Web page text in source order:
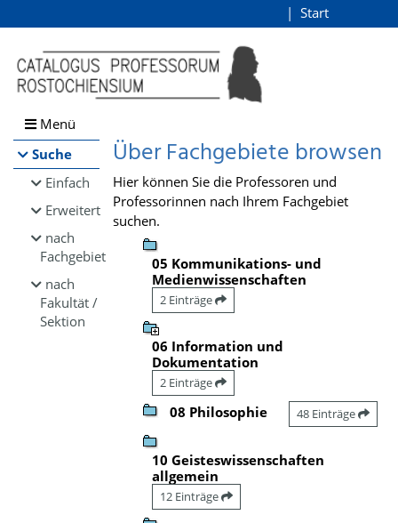
Browsen
direkt zum Inhalt
Start
Menü
Suche
Einfach
Erweitert
nach
Fachgebiet
nach
Fakultät /
Sektion
Über Fachgebiete browsen
Hier können Sie die Professoren und
Professorinnen nach Ihrem Fachgebiet
suchen.
05 Kommunikations- und
Medienwissenschaften
2 Einträge
06 Information und
Dokumentation
2 Einträge
08 Philosophie 48 Einträge
10 Geisteswissenschaften
allgemein
12 Einträge